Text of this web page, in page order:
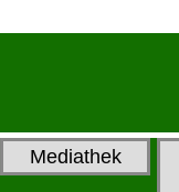
Mediathek